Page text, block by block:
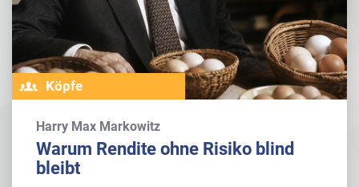
Köpfe
Harry Max Markowitz
Warum Rendite ohne Risiko blind
bleibt